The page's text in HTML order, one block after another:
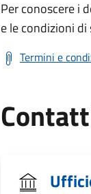
Per conoscere i
e le condizioni di
Termini e